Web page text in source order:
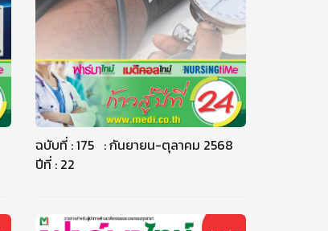
ฉบับที่ : 175 : กันยายน-ตุลาคม 2568
ปีที่ : 22